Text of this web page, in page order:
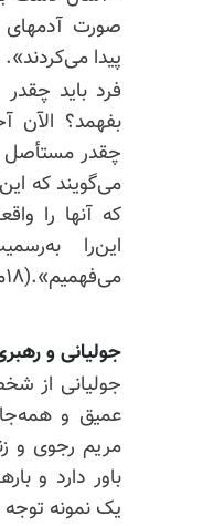
صورت آدمهای
پیدا می‌کردند».
فرد باید چقدر
بفهمد؟ الآن
چقدر مستأصل
می‌گویند که
که آنها را
این‌را
می‌فهمیم».(۱۸مرداد ۹۸)
جولیانی و
جولیانی از
عمیق و
مریم رجوی و
باور دارد و
یک نمونه توجه